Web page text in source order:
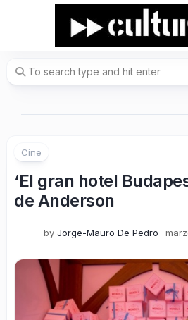
Cine
‘El gran hotel
de Anderson
by Jorge-Mauro De Pedro